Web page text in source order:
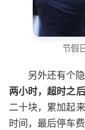
节假
另外还有个
两小时，超时之
二十块，累加起
时间，最后停车